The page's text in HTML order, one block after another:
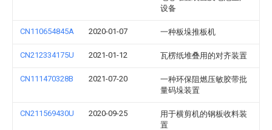
设备
CN110654845A 2020-01-07 一种板垛推板机
CN212334175U 2021-01-12 瓦楞纸堆叠用的对齐装置
CN111470328B 2021-07-20
一种环保阻燃压敏胶带批
量码垛装置
CN211569430U 2020-09-25
用于横剪机的钢板收料装
置